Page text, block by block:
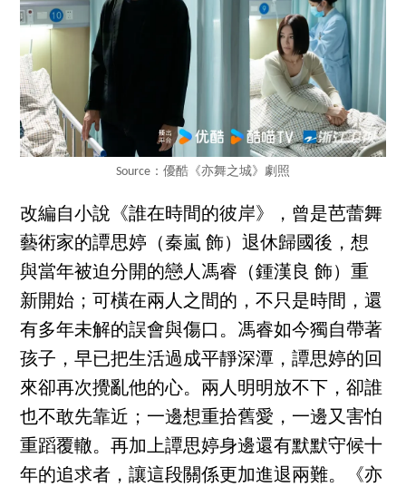
Source：優酷《亦舞之城》劇照
改編自小說《誰在時間的彼岸》，曾是芭蕾舞
藝術家的譚思婷（秦嵐 飾）退休歸國後，想
與當年被迫分開的戀人馮睿（鍾漢良 飾）重
新開始；可橫在兩人之間的，不只是時間，還
有多年未解的誤會與傷口。馮睿如今獨自帶著
孩子，早已把生活過成平靜深潭，譚思婷的回
來卻再次攪亂他的心。兩人明明放不下，卻誰
也不敢先靠近；一邊想重拾舊愛，一邊又害怕
重蹈覆轍。再加上譚思婷身邊還有默默守候十
年的追求者，讓這段關係更加進退兩難。《亦